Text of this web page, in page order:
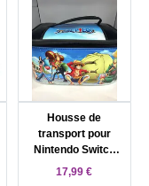
Housse de
transport pour
Nintendo Switch
OnePeace
17,99 €